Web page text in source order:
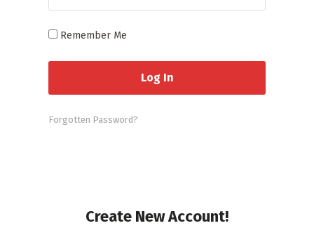
Remember Me
Forgotten Password?
Create New Account!